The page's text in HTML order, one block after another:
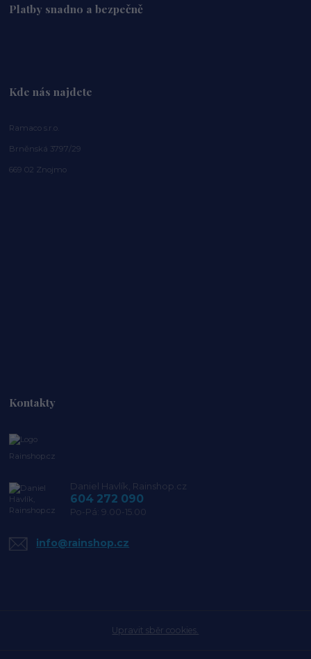
Platby snadno a bezpečně
Kde nás najdete
Ramaco s.r.o.
Brněnská 3797/29
669 02 Znojmo
Kontakty
Rainshop.cz
Daniel Havlík, Rainshop.cz
604 272 090
Po-Pá: 9.00-15.00
info@rainshop.cz
Upravit sběr cookies.